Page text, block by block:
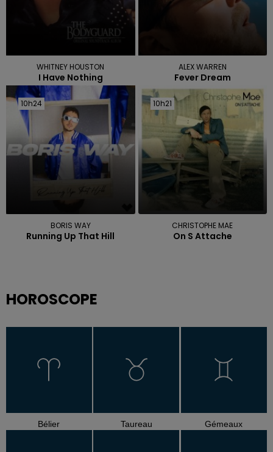
WHITNEY HOUSTON
I Have Nothing
ALEX WARREN
Fever Dream
10h24
10h24
BORIS WAY
Running Up That Hill
10h21
10h21
CHRISTOPHE MAE
On S Attache
HOROSCOPE
Bélier Taureau Gémeaux